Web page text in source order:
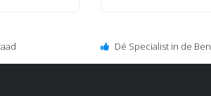
Dé Specialist in de